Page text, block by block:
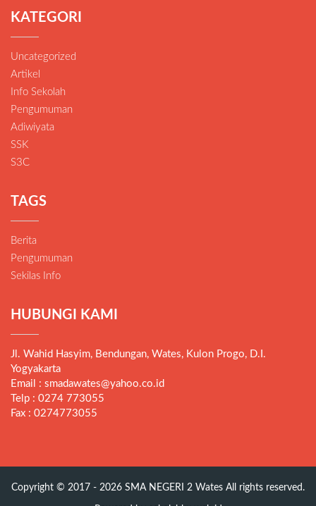
KATEGORI
Uncategorized
Artikel
Info Sekolah
Pengumuman
Adiwiyata
SSK
S3C
TAGS
Berita
Pengumuman
Sekilas Info
HUBUNGI KAMI
Jl. Wahid Hasyim, Bendungan, Wates, Kulon Progo, D.I.
Yogyakarta
Email : smadawates@yahoo.co.id
Telp : 0274 773055
Fax : 0274773055
Copyright © 2017 - 2026 SMA NEGERI 2 Wates All rights reserved.